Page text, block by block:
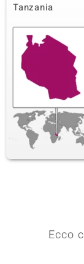
Tanzania
Ecco